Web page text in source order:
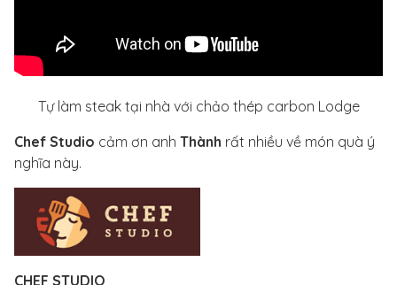
Tự làm steak tại nhà với chảo thép carbon Lodge
Chef Studio cảm ơn anh Thành rất nhiều về món quà ý
nghĩa này.
CHEF STUDIO